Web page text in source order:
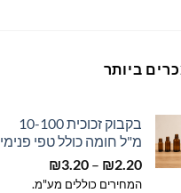
ביותר
בקבוק זכוכית 10-100
מ"ל חומה כולל טפי פנימי
₪2.20
–
₪3.20
מחירים:המחירים כוללים מע"מ.